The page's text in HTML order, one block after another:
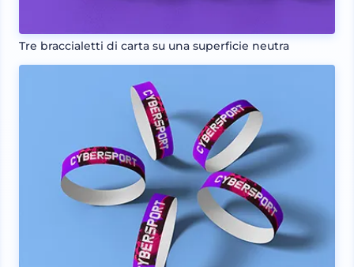
Tre braccialetti di carta su una superficie neutra